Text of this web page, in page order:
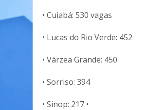
• Cuiabá: 530 vagas
• Lucas do Rio Verde: 452
• Várzea Grande: 450
• Sorriso: 394
• Sinop: 217 •